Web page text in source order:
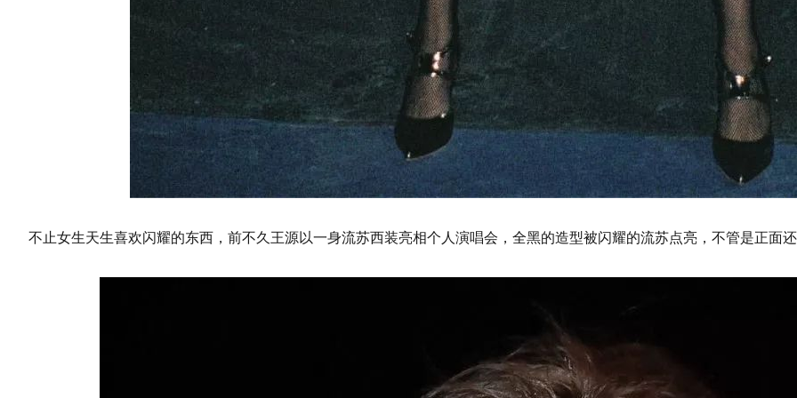
不止女生天生喜欢闪耀的东西， 前不久 王源以一身流苏西装亮相个人演唱会， 全黑的造型被闪耀的流苏点亮， 不管是正面